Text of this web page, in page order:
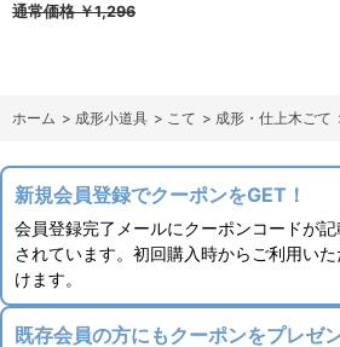
通常価格￥1,296
ホーム > 成形小道具 > こて > 成形・仕上木ごて
新規会員登録でクーポンをGET！
会員登録完了メールにクーポンコードが記
されています。初回購入時からご利用いた
けます。
既存会員の方にもクーポンをプレゼ